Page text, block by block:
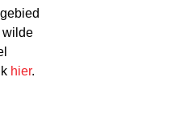
wilde
hier.